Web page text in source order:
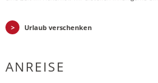
Urlaub verschenken
ANREISE